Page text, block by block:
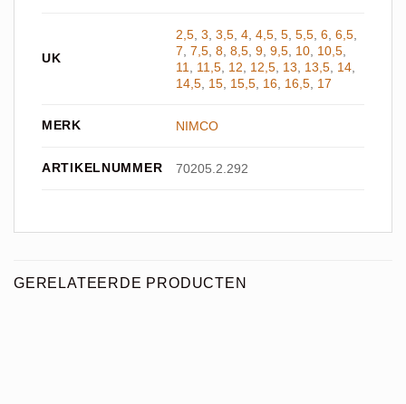
UK
2,5 ,3 ,3,5 ,4 ,4,5 ,5 ,5,5 ,6 ,6,5
7 ,7,5 ,8 ,8,5 ,9 ,9,5 10 10,5
11
11,5 12 12,5 13 13,5 14
14,5 15 15,5 16 16,5 17
MERK NIMCO
ARTIKELNUMMER 70205.2.292
GERELATEERDE PRODUCTEN